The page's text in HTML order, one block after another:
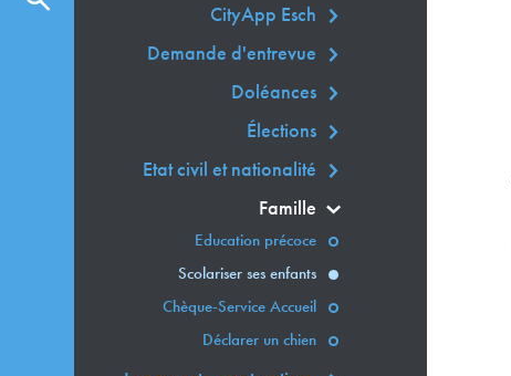
CityApp Esch
Demande d'entrevue
Doléances
Élections
Etat civil et nationalité
Famille
Education précoce
Scolariser ses enfants
Chèque-Service Accueil
Déclarer un chien